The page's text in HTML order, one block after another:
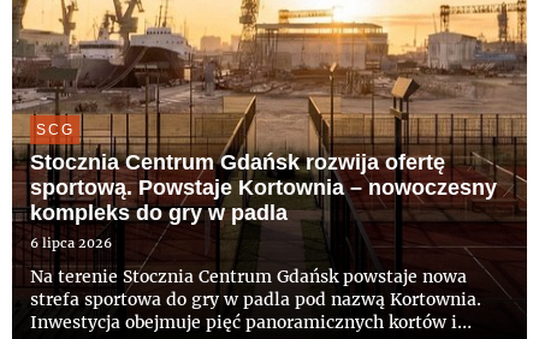
SCG
Stocznia Centrum Gdańsk rozwija ofertę
sportową. Powstaje Kortownia – nowoczesny
kompleks do gry w padla
6 lipca 2026
Na terenie Stocznia Centrum Gdańsk powstaje nowa
strefa sportowa do gry w padla pod nazwą Kortownia.
Inwestycja obejmuje pięć panoramicznych kortów i